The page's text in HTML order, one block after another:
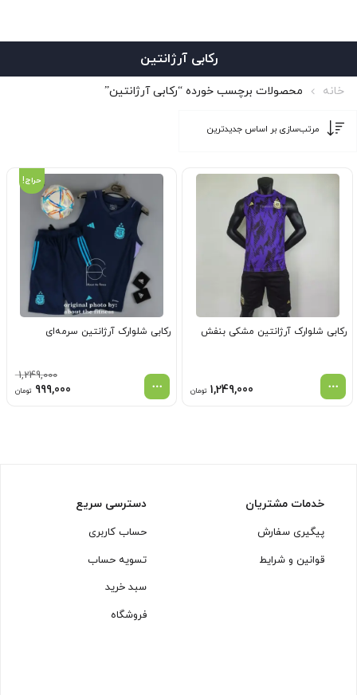
رکابی آرژانتین
خانه محصولات برچسب خورده “رکابی آرژانتین”
رکابی شلوارک آرژانتین مشکی بنفش
1,249,000 تومان
حراج!
رکابی شلوارک آرژانتین سرمه‌ای
1,249,000
قیمت
999,000 تومان
خدمات مشتریان
پیگیری سفارش
قوانین و شرایط
دسترسی سریع
حساب کاربری
تسویه حساب
سبد خرید
فروشگاه